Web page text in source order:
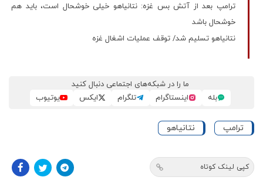
ترامپ بعد از آتش بس غزه: نتانیاهو خیلی خوشحال است، باید هم
خوشحال باشد
نتانیاهو تسلیم شد/ توقف عملیات اشغال غزه
ما را در شبکه‌های اجتماعی دنبال کنید
بله
اینستاگرام تلگرام ایکس یوتیوب
ترامپ نتانیاهو
کپی لینک کوتاه